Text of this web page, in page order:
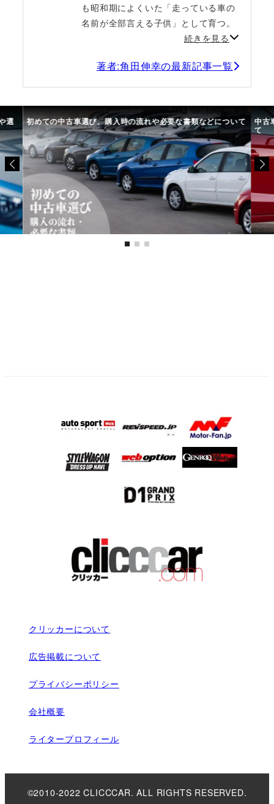
も昭和期によくいた「走っている車の
名前が全部言える子供」として育つ。
続きを見る
著者:角田伸幸の最新記事一覧
選 初めての中古車選び、購入時の流れや必要な書類などについて 中古
て
クリッカーについて
広告掲載について
プライバシーポリシー
会社概要
ライタープロフィール
©2010-2022 CLICCCAR. ALL RIGHTS RESERVED.